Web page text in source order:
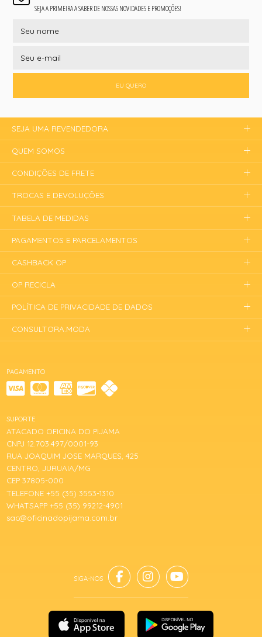
SEJA A PRIMEIRA A SABER DE NOSSAS NOVIDADES E PROMOÇÕES!
EU QUERO
PAGAMENTO
SUPORTE
ATACADO OFICINA DO PIJAMA
CNPJ 12.703.497/0001-93
RUA JOAQUIM JOSE MARQUES, 425
CENTRO, JURUAIA/MG
CEP 37805-000
TELEFONE +55 (35) 3553-1310
WHATSAPP +55 (35) 99212-4901
sac@oficinadopijama.com.br
SEJA UMA REVENDEDORA
QUEM SOMOS
CONDIÇÕES DE FRETE
TROCAS E DEVOLUÇÕES
TABELA DE MEDIDAS
PAGAMENTOS E PARCELAMENTOS
CASHBACK OP
OP RECICLA
POLÍTICA DE PRIVACIDADE DE DADOS
CONSULTORA.MODA